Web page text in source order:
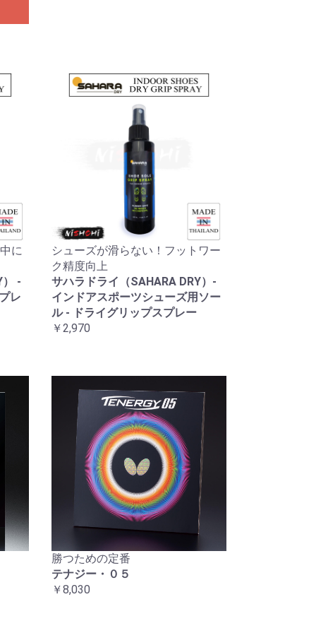
に
） -
レ
シューズが滑らない！フットワー
ク精度向上
サハラドライ（SAHARA DRY）-
インドアスポーツシューズ用ソー
ル - ドライグリップスプレー
￥2,970
勝つための定番
テナジー・０５
￥8,030